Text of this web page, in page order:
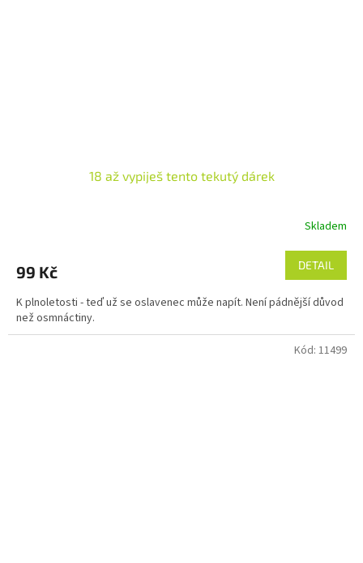
18 až vypiješ tento tekutý dárek
je
z
5
hvězdiček.
Skladem
99 Kč DETAIL
K plnoletosti - teď už se oslavenec může napít. Není pádnější důvod
než osmnáctiny.
Kód: 11499